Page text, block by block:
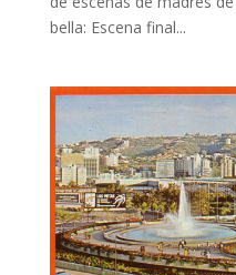
bella: Escena final...